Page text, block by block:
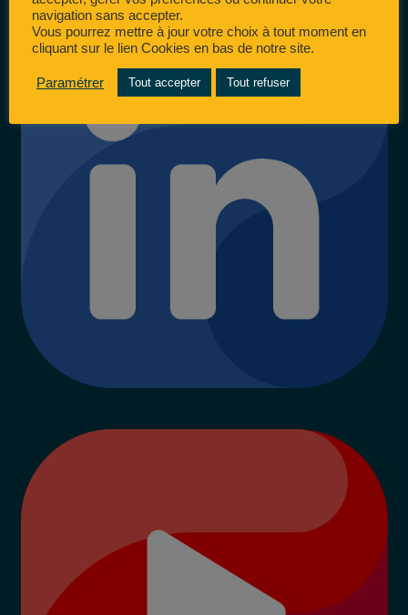
navigation sans accepter.
Vous pourrez mettre à jour votre choix à tout moment en
cliquant sur le lien Cookies en bas de notre site.
Paramétrer Tout accepter Tout refuser